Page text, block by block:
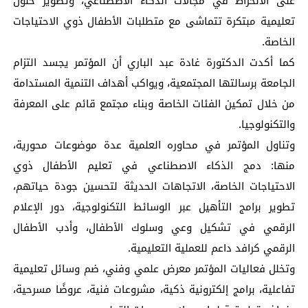
تعليمية مبتكرة تتماشى مع متطلبات الأطفال ذوي الاحتياجات
الخاصة.
كما أكدت الدكتورة غادة عبد الباري أن المؤتمر يجسد التزام
الجامعة برسالتها المجتمعية، ويواكب أهداف التنمية المستدامة
من خلال تمكين الفئات الخاصة وبناء مجتمع قائم على المعرفة
والتكنولوجيا.
وتناول المؤتمر في محاوره العلمية عدة موضوعات محورية،
منها: دمج الذكاء الاصطناعي في تعليم الأطفال ذوي
الاحتياجات الخاصة، الاتجاهات الحديثة لتحسين جودة حياتهم،
تطوير برامج التأهيل عبر الوسائط التكنولوجية، دور الإعلام
الرقمي في تشكيل وعي وسلوك الأطفال، وأدب الأطفال
الرقمي كرافد داعم للعملية التعليمية.
وتخلل فعاليات المؤتمر معرض علمي وفني، ضم وسائل تعليمية
تفاعلية، برامج إلكترونية ذكية، مشروعات فنية، عروضًا مسرحية،